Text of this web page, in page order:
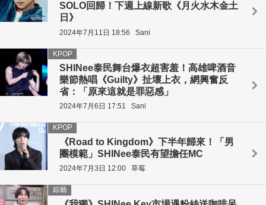
SOLO回歸！下週上線新歌《月火水木金土
日》
2024年7月11日 18:56 Sani
SHINee泰民舞台爆衣超害羞！高雄啤酒音
樂節熱唱《Guilty》扯壞上衣，網興奮反
省：「原來這就是罪惡感」
KPOP
2024年7月6日 17:51 Sani
《Road to Kingdom》下半年歸來！「男
團模範」SHINee泰民有望擔任MC
KPOP
2024年7月3日 12:00 草莓
綜藝